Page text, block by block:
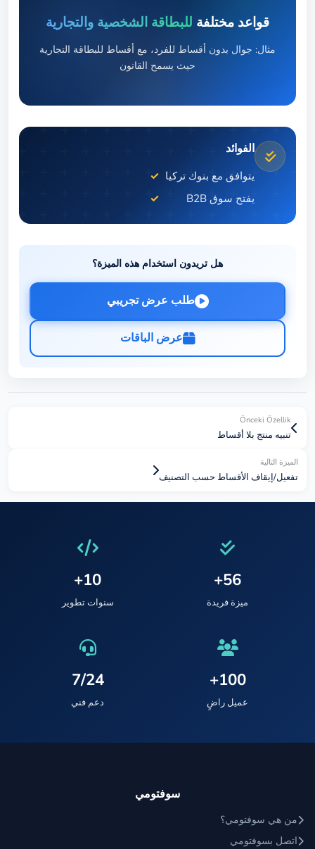
قواعد مختلفة للبطاقة الشخصية والتجارية
مثال: جوال بدون أقساط للفرد، مع أقساط للبطاقة التجارية
حيث يسمح القانون
الفوائد
يتوافق مع بنوك تركيا
يفتح سوق B2B
هل تريدون استخدام هذه الميزة؟
طلب عرض تجريبي
عرض الباقات
Önceki Özellik
تنبيه منتج بلا أقساط
الميزة التالية
تفعيل/إيقاف الأقساط حسب التصنيف
56+
ميزة فريدة
10+
سنوات تطوير
100+
عميل راضٍ
7/24
دعم فني
سوفتومي
من هي سوفتومي؟
اتصل بسوفتومي